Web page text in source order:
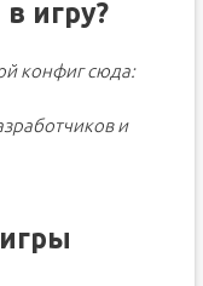
игру?
конфиг сюда:
и